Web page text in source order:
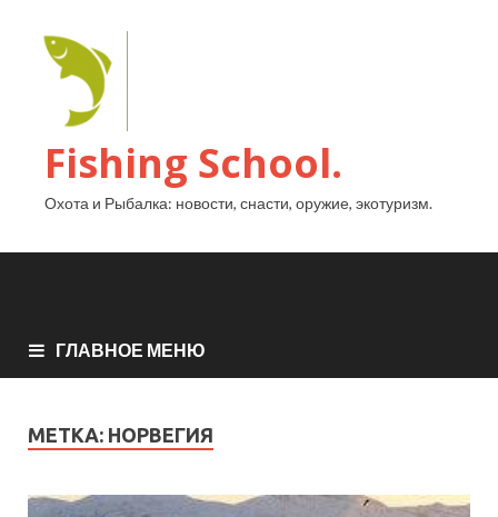
Fishing School.
Охота и Рыбалка: новости, снасти, оружие, экотуризм.
ГЛАВНОЕ МЕНЮ
МЕТКА: НОРВЕГИЯ